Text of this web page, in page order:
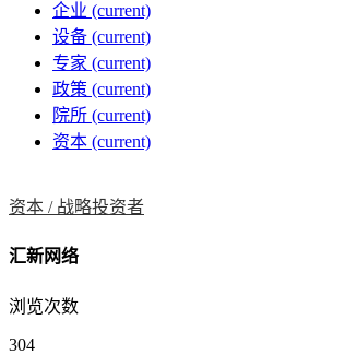
企业 (current)
设备 (current)
专家 (current)
政策 (current)
院所 (current)
资本 (current)
资本 / 战略投资者
汇新网络
浏览次数
304